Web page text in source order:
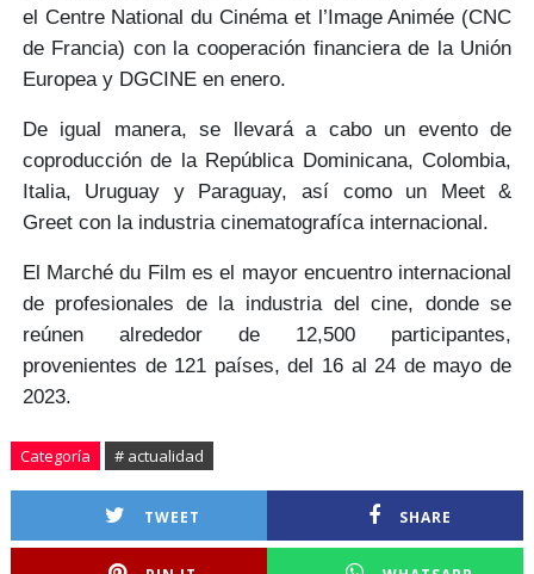
el Centre National du Cinéma et l’Image Animée (CNC
de Francia) con la cooperación financiera de la Unión
Europea y DGCINEen enero.
De igual manera, se llevará a cabo un evento de
coproducciónde la República Dominicana, Colombia,
Italia, Uruguay y Paraguay, así como un Meet &
Greetcon la industria cinematografíca internacional.
El Marché du Film es el mayor encuentro internacional
de profesionales de la industria del cine, donde se
reúnen alrededor de 12,500 participantes,
provenientes de 121 países, del 16 al 24 de mayo de
2023.
Categoría # actualidad
TWEET SHARE